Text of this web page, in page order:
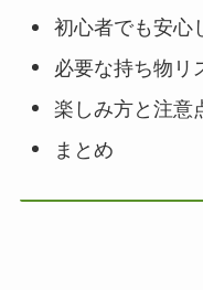
初心者でも安心
必要な持ち物リ
楽しみ方と注意
まとめ